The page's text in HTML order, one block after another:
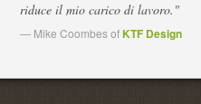
riduce il mio carico di lavoro."
— Mike Coombes ofKTF Design